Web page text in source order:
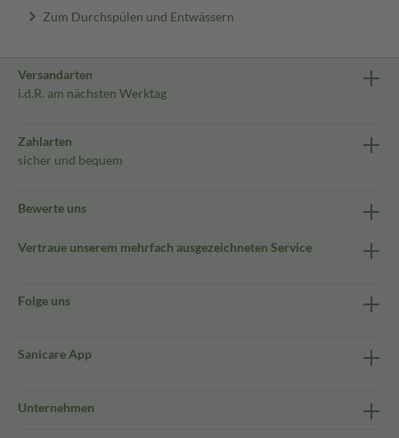
Zum Durchspülen und Entwässern
Versandarten
i.d.R. am nächsten Werktag
Zahlarten
sicher und bequem
Bewerte uns
Vertraue unserem mehrfach ausgezeichneten Service
Folge uns
Sanicare App
Unternehmen